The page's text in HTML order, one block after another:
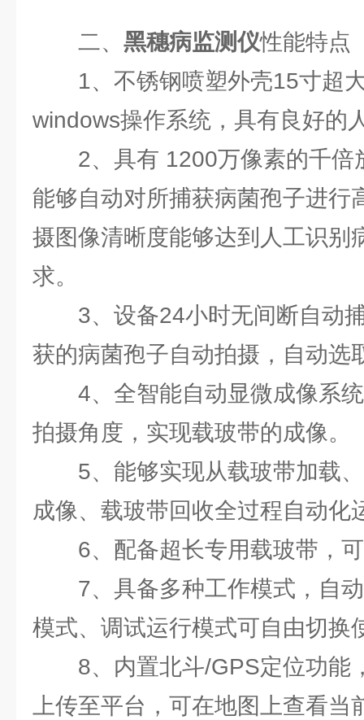
二、 黑穗病监测仪性能特点
1、不锈钢喷塑外壳15寸超
windows操作系统，具有良好的
2、具有 1200万像素的千倍
能够自动对所捕获病菌孢子进行
摄图像清晰度能够达到人工识别
求。
3、设备24小时无间断自动
获的病菌孢子自动拍摄，自动选
4、全智能自动显微成像系
拍摄角度，实现载玻带的成像。
5、能够实现从载玻带加载
成像、载玻带回收全过程自动化
6、配备超长专用载玻带，
7、具备多种工作模式，自
模式、调试运行模式可自由切换
8、内置北斗/GPS定位功能
上传至平台，可在地图上查看当